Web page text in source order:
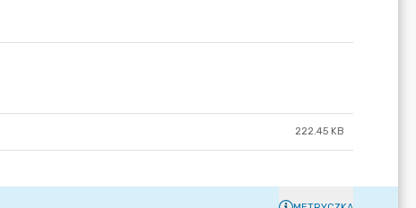
222.45 KB